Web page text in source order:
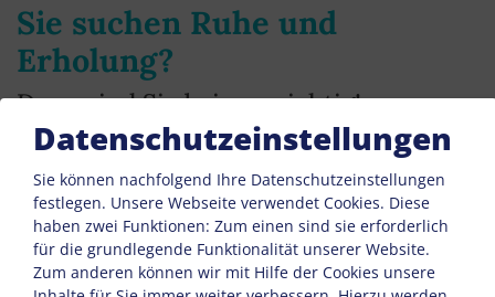
Sie suchen Ruhe und
Erholung?
Dann sind Sie bei uns richtig!
Unser Haus in Seenähe bietet seinen Gästen die im Urlaub
benötigte Ruhe und Entspannung.
Die komfortablen Wohnungen sind mit Geschirrspüler, SAT-
TV, WLAN, teilweise mit Kachelofen usw. ausgestattet, haben
Datenschutzeinstellungen
Sie können nachfolgend Ihre Datenschutzeinstellungen
festlegen. Unsere Webseite verwendet Cookies. Diese
haben zwei Funktionen: Zum einen sind sie erforderlich
für die grundlegende Funktionalität unserer Website.
Zum anderen können wir mit Hilfe der Cookies unsere